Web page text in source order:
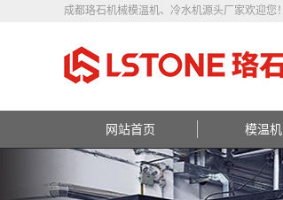
成都珞石机械模温机、冷水机源头厂家欢迎您！
网站首页 模温机